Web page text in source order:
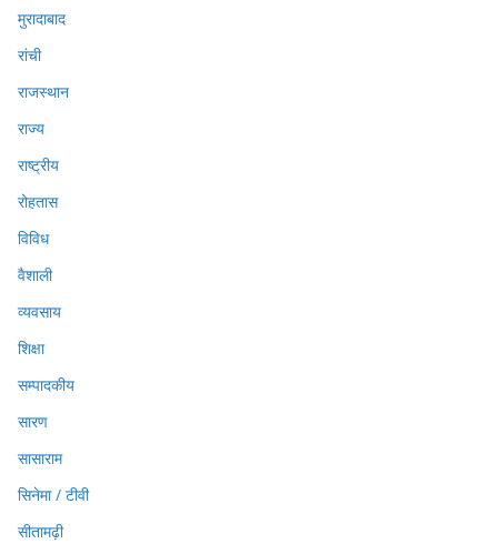
मुरादाबाद
रांची
राजस्थान
राज्य
राष्ट्रीय
रोहतास
विविध
वैशाली
व्यवसाय
शिक्षा
सम्पादकीय
सारण
सासाराम
सिनेमा / टीवी
सीतामढ़ी